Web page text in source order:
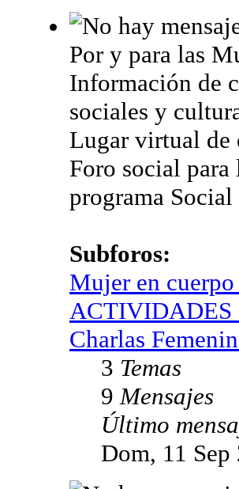
Por y para las
Información de
sociales y
Lugar virtual de
Foro social
programa
Subforos:
Mujer en
ACTIVIDADES
Charlas
3 Temas
9Mensajes
Último
Dom, 11